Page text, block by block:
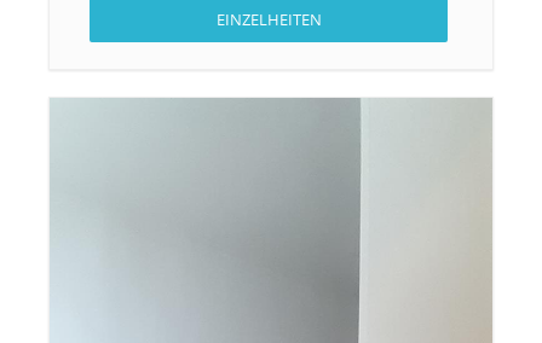
EINZELHEITEN